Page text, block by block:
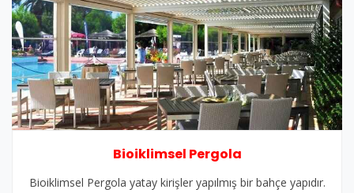
Bioiklimsel Pergola
Bioiklimsel Pergola yatay kirişler yapılmış bir bahçe yapıdır.